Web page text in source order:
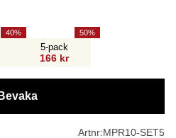
40
5-pack
166 kr
50
Bevaka
Artnr:MPR10-SET5